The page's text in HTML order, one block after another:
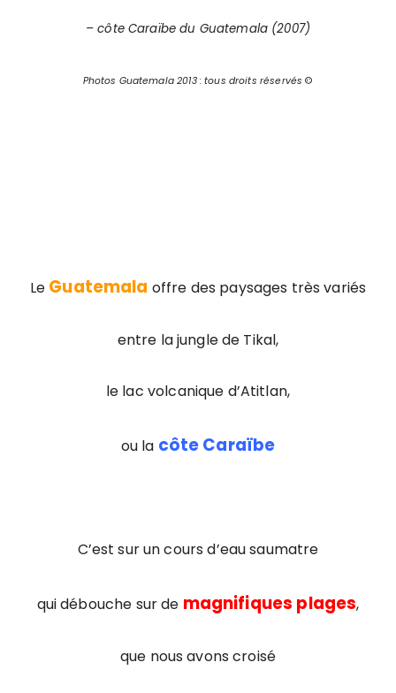
– côte Caraïbe du Guatemala (2007)
Photos Guatemala 2013 : tous droits réservés ©
Le Guatemala offre des paysages très variés
entre la jungle de Tikal,
le lac volcanique d’Atitlan,
ou la côte Caraïbe
C’est sur un cours d’eau saumatre
qui débouche sur de magnifiques plages,
que nous avons croisé